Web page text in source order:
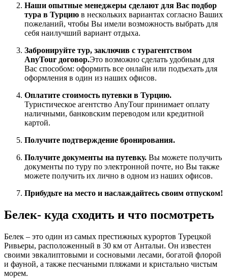
Наши опытные менеджеры сделают для Вас подбор
тура в Турцию в нескольких вариантах согласно Ваших
пожеланий, чтобы Вы имели возможность выбрать для
себя наилучший вариант отдыха.
Забронируйте тур, заключив с турагентством
AnyTour договор.Это возможно сделать удобным для
Вас способом: оформить все онлайн или подъехать для
оформления в один из наших офисов.
Оплатите стоимость путевки в Турцию.
Туристическое агентство AnyTour принимает оплату
наличными, банковским переводом или кредитной
картой.
Получите подтверждение бронирования.
Получите документы на путевку. Вы можете получить
документы по туру по электронной почте, но Вы также
можете получить их лично в одном из наших офисов.
Прибудьте на место и наслаждайтесь своим отпуском!
Белек- куда сходить и что посмотреть
Белек – это один из самых престижных курортов Турецкой
Ривьеры, расположенный в 30 км от Антальи. Он известен
своими эвкалиптовыми и сосновыми лесами, богатой флорой
и фауной, а также песчаными пляжами и кристально чистым
морем.